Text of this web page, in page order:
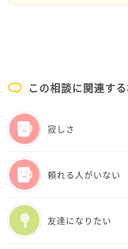
です。一人の人間として
いくかという点がポイン
お義母様との関係を良好
して失敗した人の話もよ
こそ今の適度な交流が成
っているのではなく、む
たいという思いの表れで
くる価値観を持っていら
し、住み方は生活の基盤
この相談に関連す
寂しさ
頼れる人がいない
友達になりたい